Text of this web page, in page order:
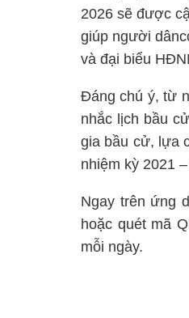
2026 sẽ được
giúp người
và đại biểu
Đáng chú ý, từ
nhắc lịch bầu
gia bầu cử, lựa
nhiệm kỳ 2021
Ngay trên ứng
hoặc quét mã
mỗi ngày.